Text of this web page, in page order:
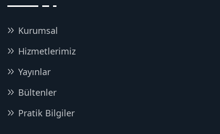
Kurumsal
Hizmetlerimiz
Yayınlar
Bültenler
Pratik Bilgiler